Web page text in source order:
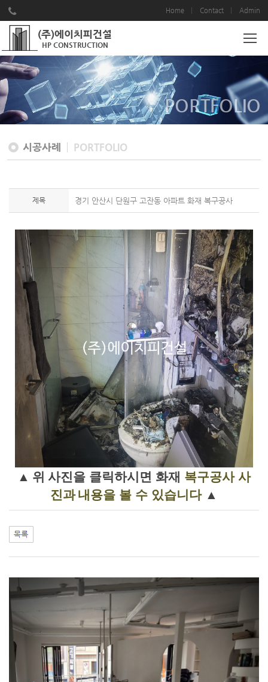
Home Contact Admin
(주)에이치피건설
HP CONSTRUCTION
PORTFOLIO
시공사례 PORTFOLIO
제목 경기 안산시 단원구 고잔동 아파트 화재 복구공사
▲ 위 사진을 클릭하시면 화재 복구공사 사
진과 내용을 볼 수 있습니다 ▲